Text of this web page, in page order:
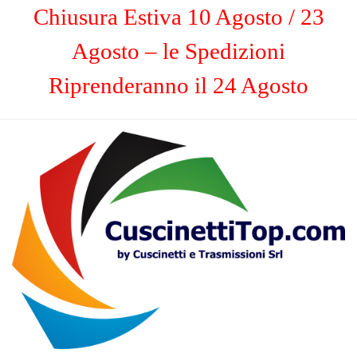
Chiusura Estiva 10 Agosto / 23
Agosto – le Spedizioni
Riprenderanno il 24 Agosto